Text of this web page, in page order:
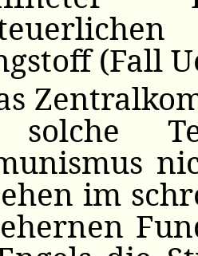
(Fall
solche
im